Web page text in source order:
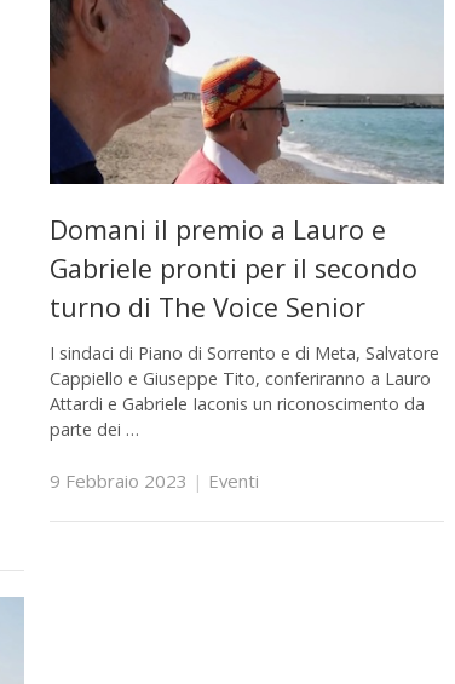
Domani il premio a Lauro e
Gabriele pronti per il secondo
turno di The Voice Senior
I sindaci di Piano di Sorrento e di Meta, Salvatore
Cappiello e Giuseppe Tito, conferiranno a Lauro
Attardi e Gabriele Iaconis un riconoscimento da
parte dei …
9 Febbraio 2023 | Eventi